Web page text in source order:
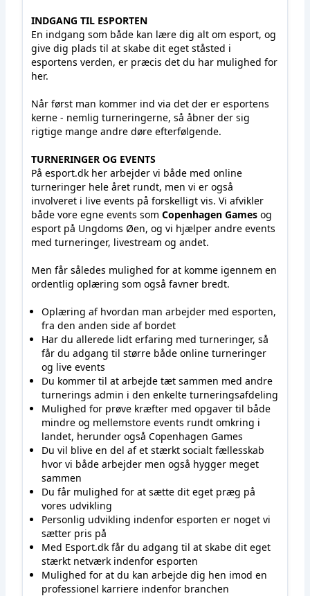
INDGANG TIL ESPORTEN
En indgang som både kan lære dig alt om esport, og
give dig plads til at skabe dit eget ståsted i
esportens verden, er præcis det du har mulighed for
her.
Når først man kommer ind via det der er esportens
kerne - nemlig turneringerne, så åbner der sig
rigtige mange andre døre efterfølgende.
TURNERINGER OG EVENTS
På esport.dk her arbejder vi både med online
turneringer hele året rundt, men vi er også
involveret i live events på forskelligt vis. Vi afvikler
både vore egne events som Copenhagen Games og
esport på Ungdoms Øen, og vi hjælper andre events
med turneringer, livestream og andet.
Men får således mulighed for at komme igennem en
ordentlig oplæring som også favner bredt.
Oplæring af hvordan man arbejder med esporten,
fra den anden side af bordet
Har du allerede lidt erfaring med turneringer, så
får du adgang til større både online turneringer
og live events
Du kommer til at arbejde tæt sammen med andre
turnerings admin i den enkelte turneringsafdeling
Mulighed for prøve kræfter med opgaver til både
mindre og mellemstore events rundt omkring i
landet, herunder også Copenhagen Games
Du vil blive en del af et stærkt socialt fællesskab
hvor vi både arbejder men også hygger meget
sammen
Du får mulighed for at sætte dit eget præg på
vores udvikling
Personlig udvikling indenfor esporten er noget vi
sætter pris på
Med Esport.dk får du adgang til at skabe dit eget
stærkt netværk indenfor esporten
Mulighed for at du kan arbejde dig hen imod en
professionel karriere indenfor branchen